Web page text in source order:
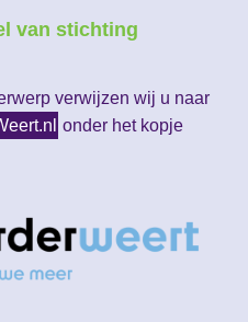
van stichting
verwijzen wij u naar
onder het kopje